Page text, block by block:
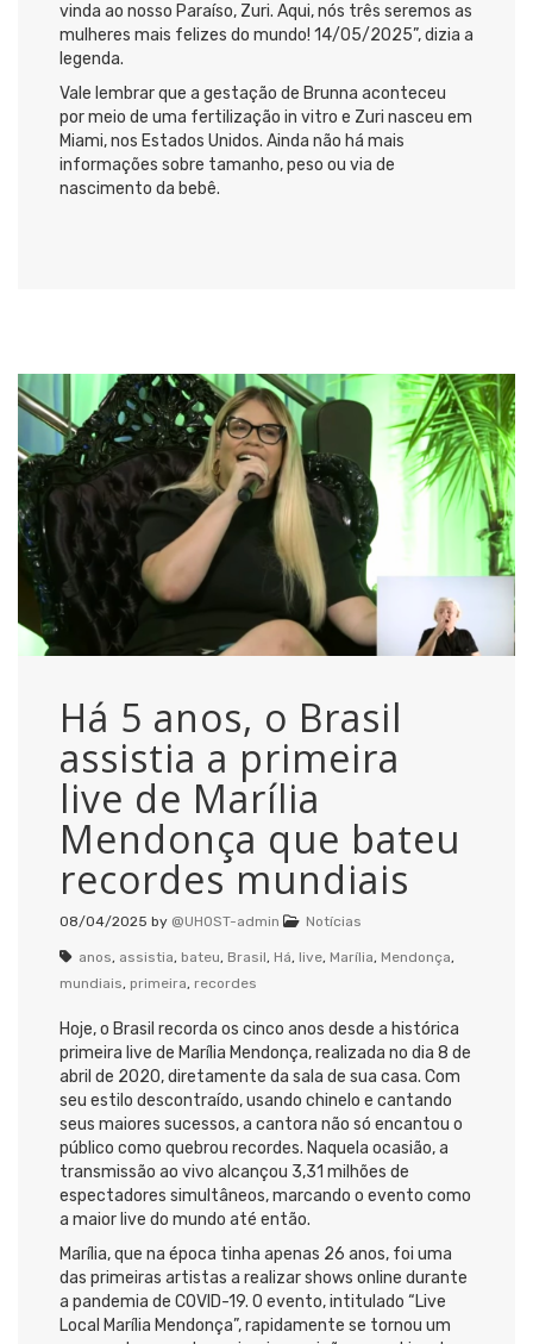
vinda ao nosso Paraíso, Zuri. Aqui, nós três seremos as
mulheres mais felizes do mundo! 14/05/2025”, dizia a
legenda.
Vale lembrar que a gestação de Brunna aconteceu
por meio de uma fertilização in vitro e Zuri nasceu em
Miami, nos Estados Unidos. Ainda não há mais
informações sobre tamanho, peso ou via de
nascimento da bebê.
Há 5 anos, o Brasil
assistia a primeira
live de Marília
Mendonça que bateu
recordes mundiais
08/04/2025 by @UHOST-admin Notícias
anos, assistia, bateu, Brasil, Há, live, Marília, Mendonça,
mundiais, primeira, recordes
Hoje, o Brasil recorda os cinco anos desde a histórica
primeira live de Marília Mendonça, realizada no dia 8 de
abril de 2020, diretamente da sala de sua casa. Com
seu estilo descontraído, usando chinelo e cantando
seus maiores sucessos, a cantora não só encantou o
público como quebrou recordes. Naquela ocasião, a
transmissão ao vivo alcançou 3,31 milhões de
espectadores simultâneos, marcando o evento como
a maior live do mundo até então.
Marília, que na época tinha apenas 26 anos, foi uma
das primeiras artistas a realizar shows online durante
a pandemia de COVID-19. O evento, intitulado “Live
Local Marília Mendonça”, rapidamente se tornou um